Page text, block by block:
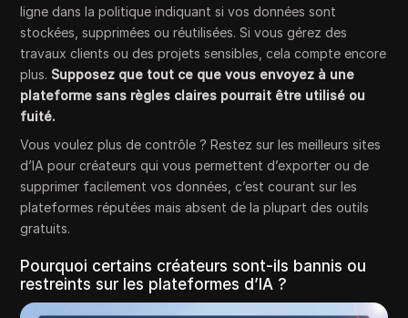
ligne dans la politique indiquant si vos données sont
stockées, supprimées ou réutilisées. Si vous gérez des
travaux clients ou des projets sensibles, cela compte encore
plus. Supposez que tout ce que vous envoyez à une
plateforme sans règles claires pourrait être utilisé ou
fuité.
Vous voulez plus de contrôle ? Restez sur les meilleurs sites
d’IA pour créateurs qui vous permettent d’exporter ou de
supprimer facilement vos données, c’est courant sur les
plateformes réputées mais absent de la plupart des outils
gratuits.
Pourquoi certains créateurs sont-ils bannis ou
restreints sur les plateformes d’IA ?